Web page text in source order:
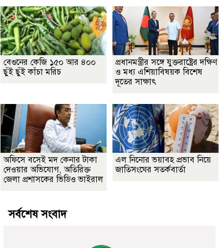
বেগুনের কেজি ১৫০ আর ৪০০
ছুঁই ছুঁই কাঁচা মরিচ
প্রধানমন্ত্রীর সঙ্গে যুক্তরাষ্ট্রের দক্ষিণ
ও মধ্য এশিয়াবিষয়ক বিশেষ
দূতের সাক্ষাৎ
অফিসে বসেই মদ কেনার টাকা
দেওয়ার অভিযোগ, অতিরিক্ত
জেলা প্রশাসকের ভিডিও ভাইরাল
এল নিনোর ভয়াবহ প্রভাব নিয়ে
জাতিসংঘের সতর্কবার্তা
সর্বশেষ সংবাদ